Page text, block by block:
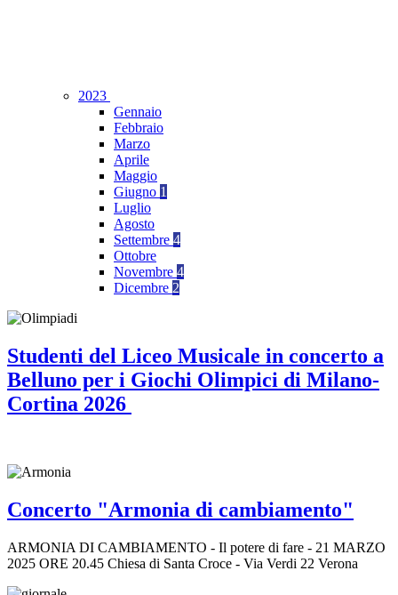
2023
Gennaio
Febbraio
Marzo
Aprile
Maggio
Giugno 1
Luglio
Agosto
Settembre 4
Ottobre
Novembre 4
Dicembre 2
Studenti del Liceo Musicale in concerto a
Belluno per i Giochi Olimpici di Milano-
Cortina 2026
Concerto "Armonia di cambiamento"
ARMONIA DI CAMBIAMENTO - Il potere di fare - 21 MARZO
2025 ORE 20.45 Chiesa di Santa Croce - Via Verdi 22 Verona